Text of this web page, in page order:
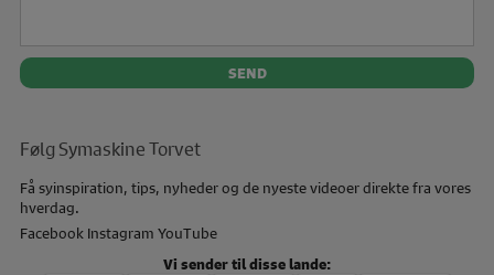
Følg Symaskine Torvet
Få syinspiration, tips, nyheder og de nyeste videoer direkte fra vores
hverdag.
Facebook Instagram YouTube
Vi sender til disse lande: